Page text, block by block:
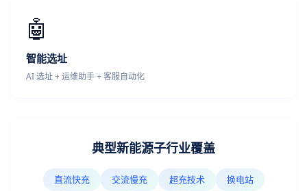
🤖
智能选址
AI 选址 + 运维助手 + 客服自动化
典型新能源子行业覆盖
直流快充 交流慢充 超充技术
换电站